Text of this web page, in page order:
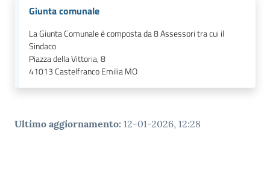
Giunta comunale
La Giunta Comunale è composta da 8 Assessori tra cui il
Sindaco
Piazza della Vittoria, 8
41013Castelfranco Emilia MO
Ultimo aggiornamento: 12-01-2026, 12:28